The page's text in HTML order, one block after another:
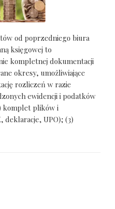
od poprzedniego biura
księgowej to
kompletnej dokumentacji
okresy, umożliwiające
rozliczeń w razie
ewidencji i podatków
komplet plików i
deklaracje, UPO); (3)